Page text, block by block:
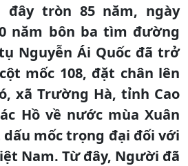
đây tròn 85 năm, ngày
năm bôn ba tìm đường
Nguyễn Ái Quốc đã trở
mốc 108, đặt chân lên
xã Trường Hà, tỉnh Cao
Hồ về nước mùa Xuân
dấu mốc trọng đại đối với
Nam. Từ đây, Người đã